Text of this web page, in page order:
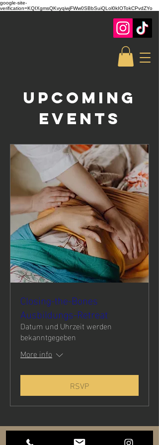
google-site-
verification=KQIXgmsQKvyqiwjFWw0SBbSuiQLol0kIOTokCPvdZYo
Upcoming
Events
Closing-the-Bones
Ausbildungs-Retreat
Datum und Uhrzeit werden
bekanntgegeben
More info
RSVP
KONTAKT